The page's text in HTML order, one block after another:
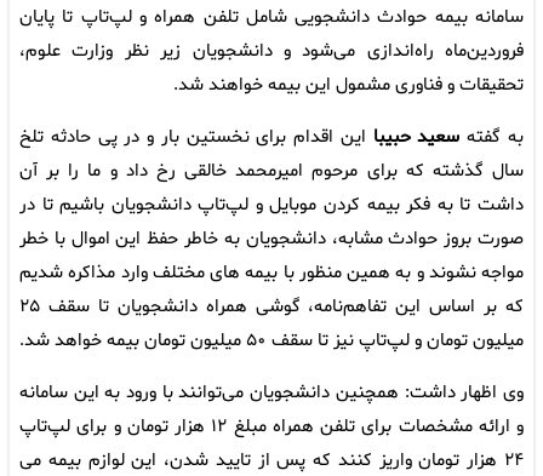
سامانه بیمه حوادث دانشجویی شامل تلفن همراه و لپ‌تاپ تا پایان
فروردین‌ماه راه‌اندازی می‌شود و دانشجویان زیر نظر وزارت علوم،
تحقیقات و فناوری مشمول این بیمه خواهند شد.
به گفتهسعید حبیبا این اقدام برای نخستین بار و در پی حادثه تلخ
سال گذشته که برای مرحوم امیرمحمد خالقی رخ داد و ما را بر آن
داشت تا به فکر بیمه کردن موبایل و لپ‌تاپ دانشجویان باشیم تا در
صورت بروز حوادث مشابه، دانشجویان به خاطر حفظ این اموال با خطر
مواجه نشوند و به همین منظور با بیمه های مختلف وارد مذاکره شدیم
که بر اساس این تفاهم‌نامه، گوشی‌ همراه دانشجویان تا سقف ۲۵
میلیون تومان و لپ‌تاپ‌ نیز تا سقف ۵۰ میلیون تومان بیمه خواهد شد.
وی اظهار داشت: همچنین دانشجویان می‌توانند با ورود به این سامانه
و ارائه مشخصات برای تلفن همراه مبلغ ۱۲ هزار تومان و برای لپ‌تاپ
۲۴ هزار تومان واریز کنند که پس از تایید شدن، این لوازم بیمه می